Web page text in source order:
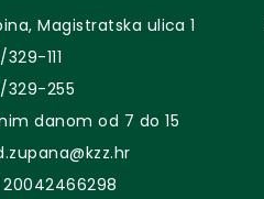
Magistratska ulica 1
111
329-255
danom od 7 do 15
20042466298